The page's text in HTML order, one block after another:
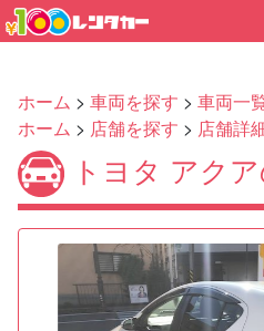
ホーム > 車両を探す > 車両一
ホーム > 店舗を探す > 店舗詳
トヨタ アク